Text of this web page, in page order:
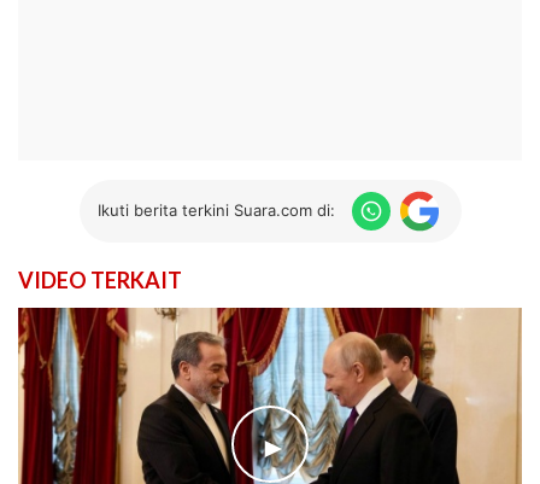
Ikuti berita terkini Suara.com di:
VIDEO TERKAIT
►